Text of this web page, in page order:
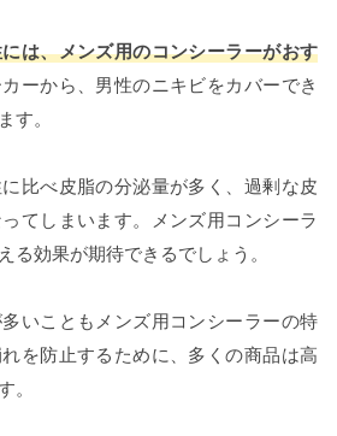
は、メンズ用のコンシーラーがおす
ーから、男性のニキビをカバーでき
す。
比べ皮脂の分泌量が多く、過剰な皮
てしまいます。メンズ用コンシーラ
る効果が期待できるでしょう。
いこともメンズ用コンシーラーの特
を防止するために、多くの商品は高
。